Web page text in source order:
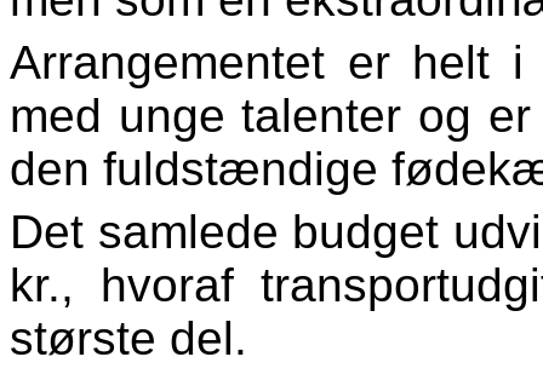
Arrangementet er helt
med unge talenter og
den fuldstændige
Det samlede budget
kr., hvoraf
største del.